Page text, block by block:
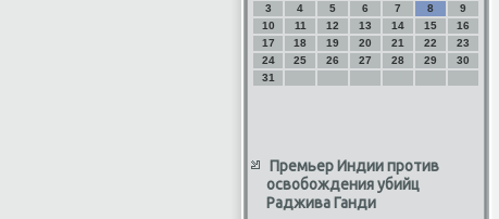
3
4 5 6 7 8
9
10
11 12 13 14 15
16
17
18 19 20 21 22
23
24
25 26 27 28 29
30
31
Премьер Индии против
освобождения убийц
Раджива Ганди